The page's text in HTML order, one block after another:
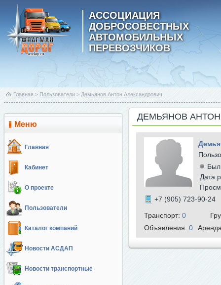
АССОЦИАЦИЯ
ДОБРОСОВЕСТНЫХ
АВТОМОБИЛЬНЫХ
ПЕРЕВОЗЧИКОВ
Главная > Пользователи > Демьянов Антон Александрович
Меню
Главная
Кабинет
О проекте
Пользователи
Каталог компаний
Новости АСДАП
Новости транспортные
ДЕМЬЯНОВ
Был
Дата
+7 (905) 723-90-24
Транспорт: 0
Объявления: 0